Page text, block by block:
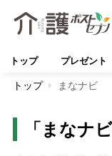
トップ プレゼント
トップ まなナビ
「まなナ